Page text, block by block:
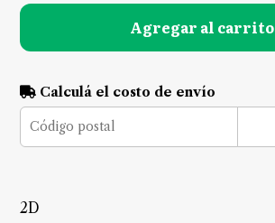
Agregar al carrito
Calculá el costo de envío
2D